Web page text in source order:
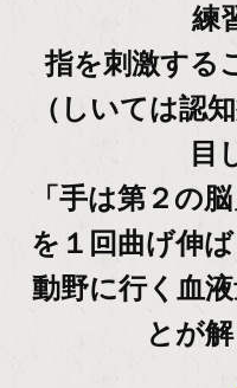
練
指を刺激する
（しいては認
目
「手は第２の
を１回曲げ伸
動野に行く血
とが